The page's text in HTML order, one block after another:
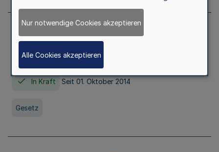
Gesetz über die Hochschulen des Landes
Nordrhein-Westfalen (Hochschulgesetz -
HG)
In Kraft Seit 01. Oktober 2014
Gesetz
Nur notwendige Cookies akzeptieren
Alle Cookies akzeptieren